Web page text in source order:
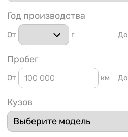
91
Год производства
От г До
Пробег
От км До
Кузов